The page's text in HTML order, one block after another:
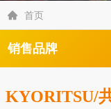
 首页
销售品牌
KYORITSU/